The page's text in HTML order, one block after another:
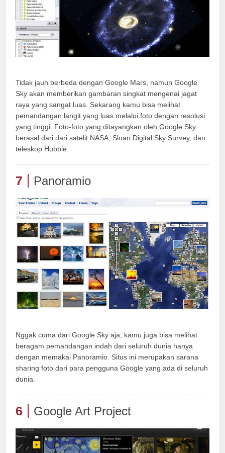
Tidak jauh berbeda dengan Google Mars, namun Google
Sky akan memberikan gambaran singkat mengenai jagat
raya yang sangat luas. Sekarang kamu bisa melihat
pemandangan langit yang luas melalui foto dengan resolusi
yang tinggi. Foto-foto yang ditayangkan oleh Google Sky
berasal dari dari satelit NASA, Sloan Digital Sky Survey, dan
teleskop Hubble.
7 Panoramio
Nggak cuma dari Google Sky aja, kamu juga bisa melihat
beragam pemandangan indah dari seluruh dunia hanya
dengan memakai Panoramio. Situs ini merupakan sarana
sharing foto dari para pengguna Google yang ada di seluruh
dunia.
6 Google Art Project